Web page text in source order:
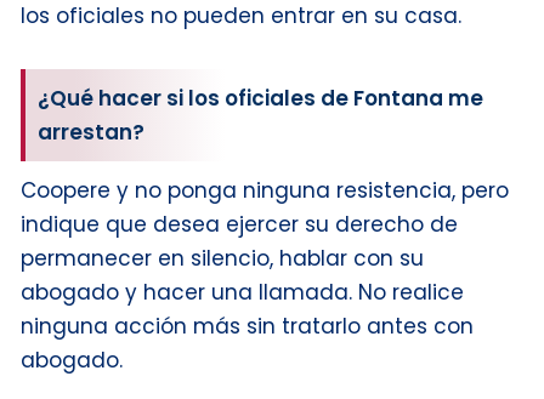
los oficiales no pueden entrar en su casa.
¿Qué hacer si los oficiales de Fontana me
arrestan?
Coopere y no ponga ninguna resistencia, pero
indique que desea ejercer su derecho de
permanecer en silencio, hablar con su
abogado y hacer una llamada. No realice
ninguna acción más sin tratarlo antes con
abogado.